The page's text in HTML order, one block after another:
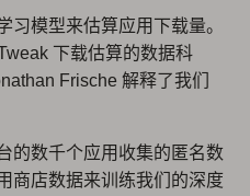
习模型来估算应用下载量。
下载估算的数据科
Frische 解释了我们
的数千个应用收集的匿名数
商店数据来训练我们的深度